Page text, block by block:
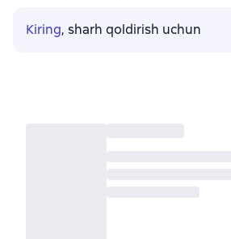
Kiring, sharh qoldirish uchun